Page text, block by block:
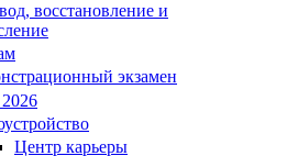
восстановление и
экзамен
Центр карьеры